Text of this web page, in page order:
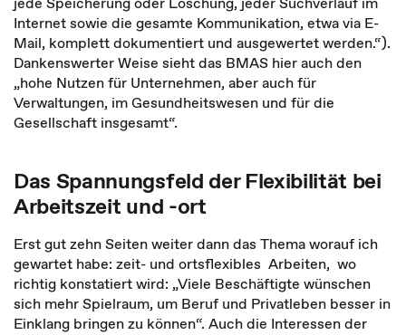
Internet sowie die gesamte Kommunikation, etwa via E-
Mail, komplett dokumentiert und ausgewertet werden.“).
Dankenswerter Weise sieht das BMAS hier auch den
„hohe Nutzen für Unternehmen, aber auch für
Verwaltungen, im Gesundheitswesen und für die
Gesellschaft insgesamt“.
Das Spannungsfeld der Flexibilität bei
Arbeitszeit und -ort
Erst gut zehn Seiten weiter dann das Thema worauf ich
gewartet habe: zeit- und ortsflexibles Arbeiten, wo
richtig konstatiert wird: „Viele Beschäftigte wünschen
sich mehr Spielraum, um Beruf und Privatleben besser in
Einklang bringen zu können“. Auch die Interessen der